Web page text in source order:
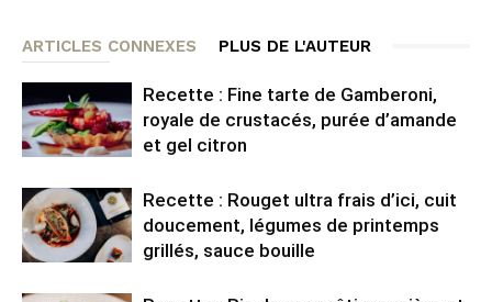
ARTICLES CONNEXES PLUS DE L'AUTEUR
Recette : Fine tarte de Gamberoni,
royale de crustacés, purée d’amande
et gel citron
Recette : Rouget ultra frais d’ici, cuit
doucement, légumes de printemps
grillés, sauce bouille